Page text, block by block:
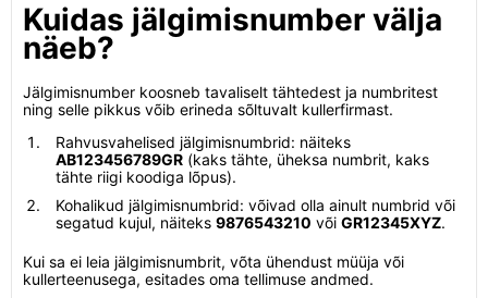
Kuidas jälgimisnumber välja
näeb?
Jälgimisnumber koosneb tavaliselt tähtedest ja numbritest
ning selle pikkus võib erineda sõltuvalt kullerfirmast.
Rahvusvahelised jälgimisnumbrid: näiteks
AB123456789GR (kaks tähte, üheksa numbrit, kaks
tähte riigi koodiga lõpus).
Kohalikud jälgimisnumbrid: võivad olla ainult numbrid või
segatud kujul, näiteks 9876543210 või GR12345XYZ.
Kui sa ei leia jälgimisnumbrit, võta ühendust müüja või
kullerteenusega, esitades oma tellimuse andmed.